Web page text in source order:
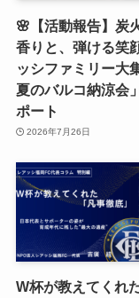
🌸【活動報告】炭
香りと、弾ける笑
ッシファミリー大
夏のバルコ納涼会
ポート
2026年7月26日
W杯が教えてくれ